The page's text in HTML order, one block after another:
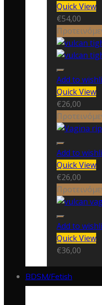
Quick View
€54,00
Add to
Quick View
€26,00
Add to
Quick View
€26,00
Add to
Quick View
€36,00
BDSM/Fetish